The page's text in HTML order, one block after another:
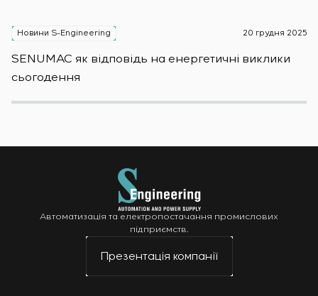
Новини S-Engineering 20 грудня 2025
SENUMAC як відповідь на енергетичні виклики
сьогодення
Автоматизація та електропостачання промислових
підприємств.
Презентація компанії